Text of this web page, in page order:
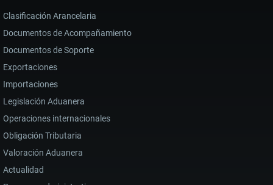
Clasificación Arancelaria
Documentos de Acompañamiento
Documentos de Soporte
Exportaciones
Importaciones
Legislación Aduanera
Operaciones internacionales
Obligación Tributaria
Valoración Aduanera
Actualidad